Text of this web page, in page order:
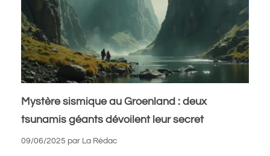
Mystère sismique au Groenland : deux
tsunamis géants dévoilent leur secret
09/06/2025 par La Rédac